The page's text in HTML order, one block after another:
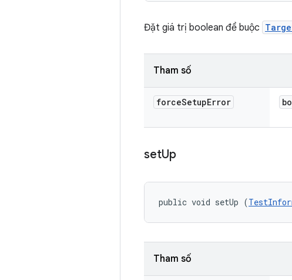
Đặt giá trị boolean để buộc
Tham số
forceSetupError
setUp
public void setUp (
Tham số